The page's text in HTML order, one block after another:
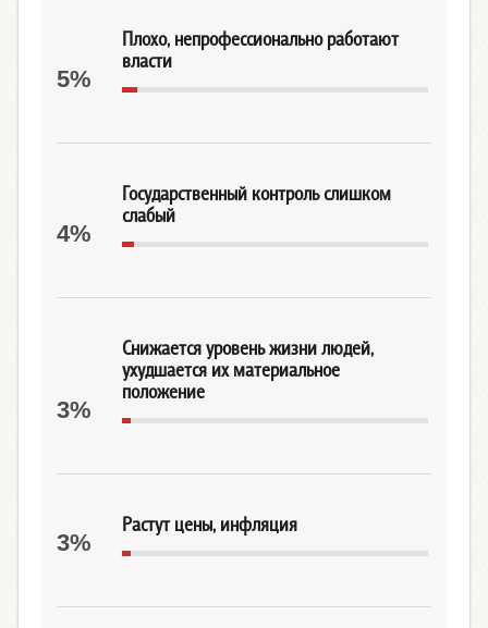
Плохо, непрофессионально работают
власти
5%
Государственный контроль слишком
слабый
4%
Снижается уровень жизни людей,
ухудшается их материальное
положение
3%
Растут цены, инфляция
3%